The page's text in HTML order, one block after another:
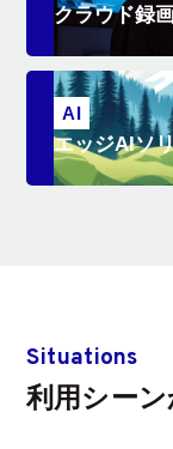
クラウド録
AI
エッジAIソ
Situations
利用シー